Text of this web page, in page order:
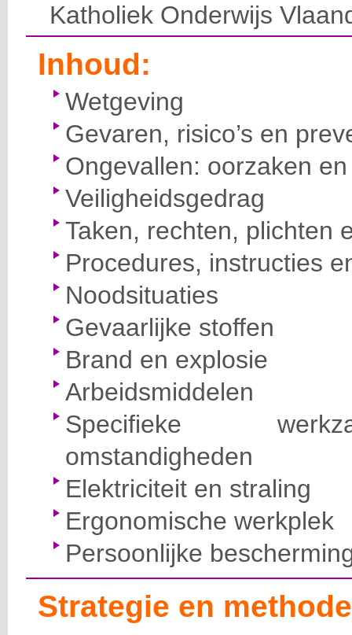
Katholiek Onderwijs
Inhoud:
Wetgeving
Gevaren, risico’s en
Ongevallen: oorzaken
Veiligheidsgedrag
Taken, rechten, plichten
Procedures, instructies
Noodsituaties
Gevaarlijke stoffen
Brand en explosie
Arbeidsmiddelen
Specifieke
omstandigheden
Elektriciteit en straling
Ergonomische werkplek
Persoonlijke
Strategie en